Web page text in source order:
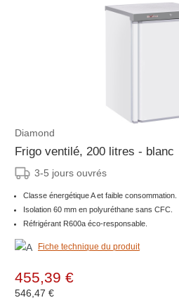
Diamond
Frigo ventilé, 200 litres - blanc
3-5 jours ouvrés
Classe énergétique A et faible consommation.
Isolation 60 mm en polyuréthane sans CFC.
Réfrigérant R600a éco-responsable.
Fiche technique du produit
455,39 €
546,47 €